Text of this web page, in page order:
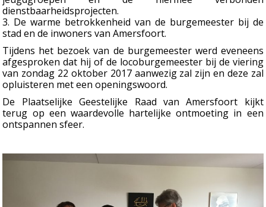
dienstbaarheidsprojecten.
3. De warme betrokkenheid van de burgemeester bij de
stad en de inwoners van Amersfoort.
Tijdens het bezoek van de burgemeester werd eveneens
afgesproken dat hij of de locoburgemeester bij de viering
van zondag 22 oktober 2017 aanwezig zal zijn en deze zal
opluisteren met een openingswoord.
De Plaatselijke Geestelijke Raad van Amersfoort kijkt
terug op een waardevolle hartelijke ontmoeting in een
ontspannen sfeer.